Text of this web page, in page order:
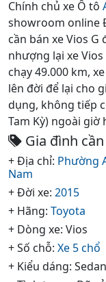
Chính chủ xe Ô tô
showroom online
cần bán xe Vios G
nhượng lại xe
chạy 49.000 km,
lên đời để lại cho
dụng, không tiếp
Tam Kỳ) ngoài giờ
Gia đình
+ Địa chỉ: Phường
Nam
+ Đời xe: 2015
+ Hãng: Toyota
+ Dòng xe: Vios
+ Số chỗ: Xe 5 chổ
+ Kiểu dáng: Sedan